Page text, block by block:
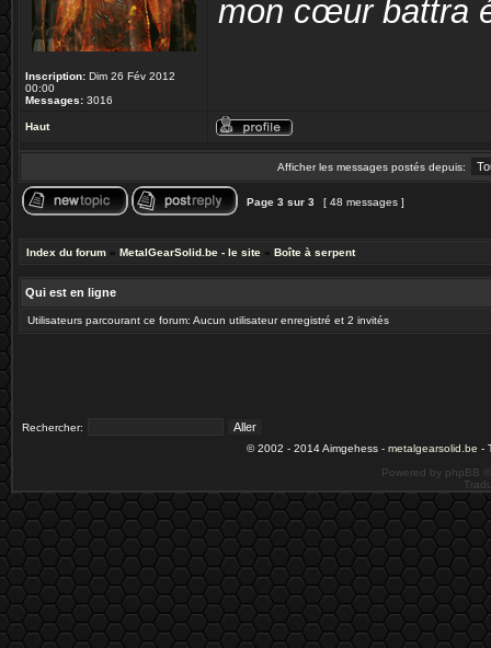
Inscription: Dim 26 Fév 2012
00:00
Messages: 3016
mon cœur battra
Haut
Afficher les messages postés depuis:
Page 3 sur 3 [ 48 messages ]
Index du forum » MetalGearSolid.be - le site » Boîte à serpent
Qui est en ligne
Utilisateurs parcourant ce forum: Aucun utilisateur enregistré et 2 invités
Rechercher:
© 2002 - 2014 Aimgehess - metalgearsolid.be -
Powered by phpBB